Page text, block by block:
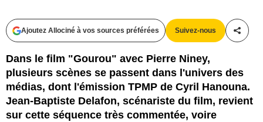
Ajoutez Allociné à vos sources préférées Suivez-nous
Dans le film "Gourou" avec Pierre Niney,
plusieurs scènes se passent dans l'univers des
médias, dont l'émission TPMP de Cyril Hanouna.
Jean-Baptiste Delafon, scénariste du film, revient
sur cette séquence très commentée, voire